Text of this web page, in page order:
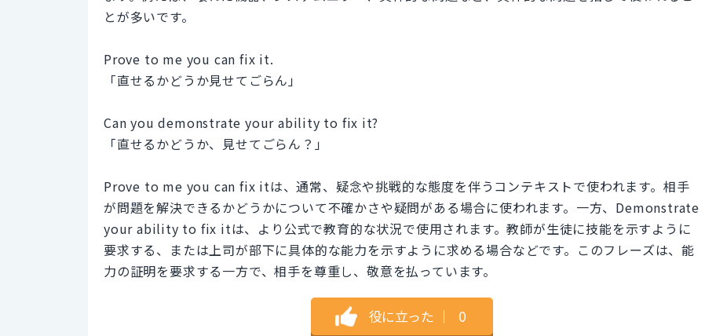
とが多いです。
Prove to me you can fix it.
「直せるかどうか見せてごらん」
Can you demonstrate your ability to fix it?
「直せるかどうか、見せてごらん？」
Prove to me you can fix itは、通常、疑念や挑戦的な態度を伴うコンテキストで使われます。相手
が問題を解決できるかどうかについて不確かさや疑問がある場合に使われます。一方、Demonstrate
your ability to fix itは、より公式で教育的な状況で使用されます。教師が生徒に技能を示すように
要求する、または上司が部下に具体的な能力を示すように求める場合などです。このフレーズは、能
力の証明を要求する一方で、相手を尊重し、敬意を払っています。
役に立った ｜ 0